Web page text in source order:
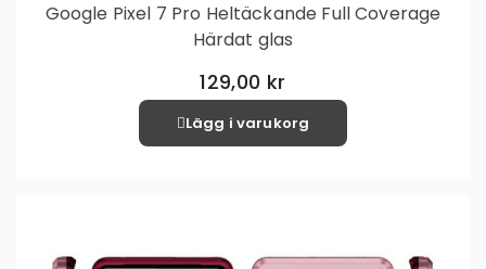
Google Pixel 7 Pro Heltäckande Full Coverage
Härdat glas
129,00 kr
Lägg i varukorg